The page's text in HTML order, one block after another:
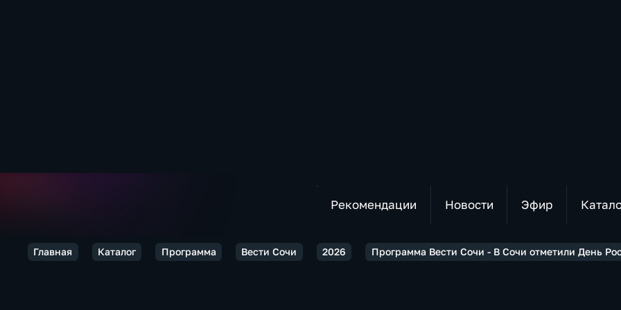
Рекомендации Новости Эфир
Главная Каталог Программа Вести Сочи 2026 Программа Вести Сочи - В Сочи отметили День